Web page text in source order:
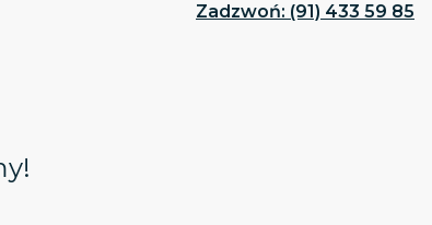
Zadzwoń: (91) 433 59 85